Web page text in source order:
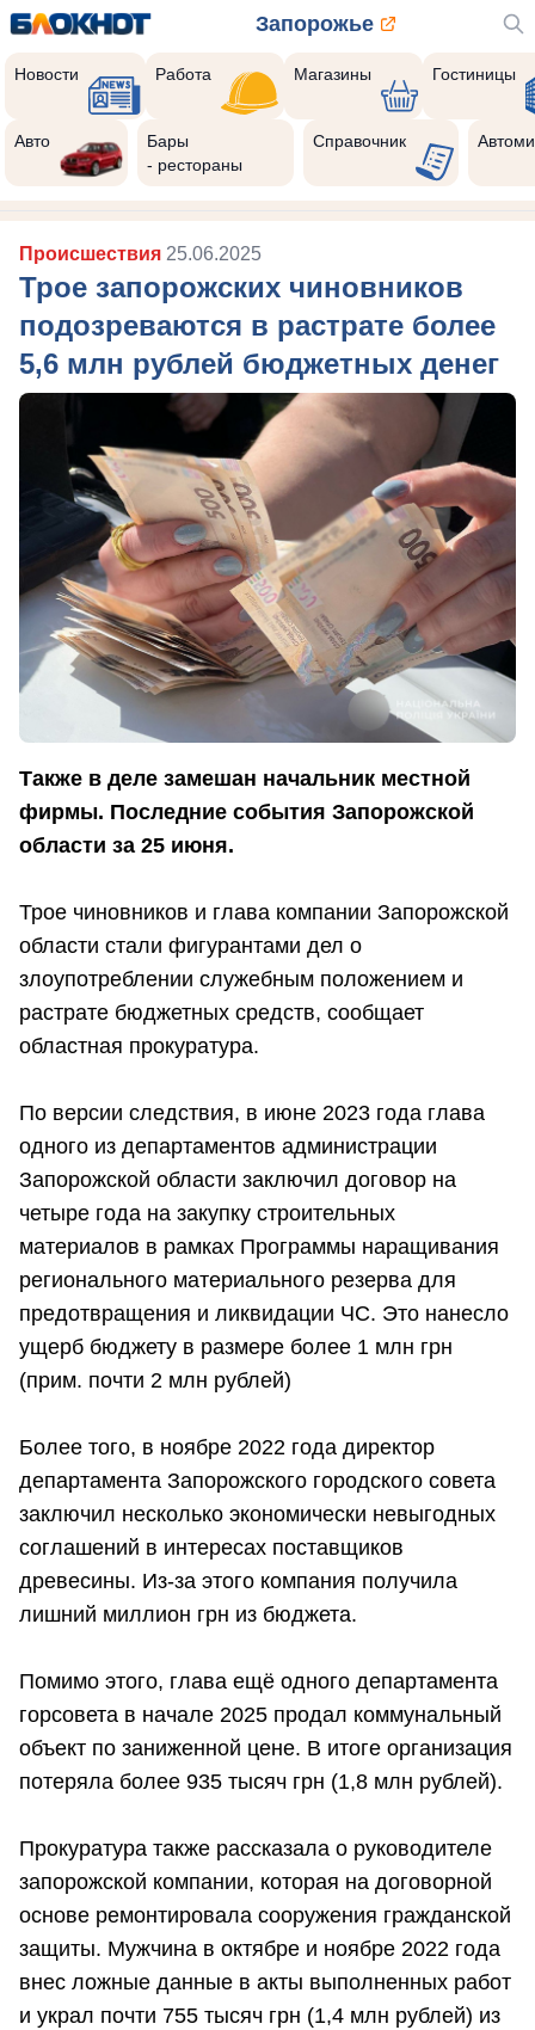
Запорожье
Новости Работа Магазины Гостиницы
Авто
Бары
- рестораны
Справочник
Происшествия 25.06.2025
Трое запорожских чиновников
подозреваются в растрате более
5,6 млн рублей бюджетных денег
Также в деле замешан начальник местной
фирмы. Последние события Запорожской
области за 25 июня.
Трое чиновников и глава компании Запорожской
области стали фигурантами дел о
злоупотреблении служебным положением и
растрате бюджетных средств, сообщает
областная прокуратура.
По версии следствия, в июне 2023 года глава
одного из департаментов администрации
Запорожской области заключил договор на
четыре года на закупку строительных
материалов в рамках Программы наращивания
регионального материального резерва для
предотвращения и ликвидации ЧС. Это нанесло
ущерб бюджету в размере более 1 млн грн
(прим. почти 2 млн рублей)
Более того, в ноябре 2022 года директор
департамента Запорожского городского совета
заключил несколько экономически невыгодных
соглашений в интересах поставщиков
древесины. Из-за этого компания получила
лишний миллион грн из бюджета.
Помимо этого, глава ещё одного департамента
горсовета в начале 2025 продал коммунальный
объект по заниженной цене. В итоге организация
потеряла более 935 тысяч грн (1,8 млн рублей).
Прокуратура также рассказала о руководителе
запорожской компании, которая на договорной
основе ремонтировала сооружения гражданской
защиты. Мужчина в октябре и ноябре 2022 года
внес ложные данные в акты выполненных работ
и украл почти 755 тысяч грн (1,4 млн рублей) из